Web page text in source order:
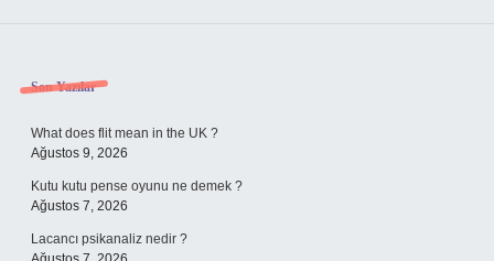
Sidebar
Son Yazılar
What does flit mean in the UK ?
Ağustos 9, 2026
Kutu kutu pense oyunu ne demek ?
Ağustos 7, 2026
Lacancı psikanaliz nedir ?